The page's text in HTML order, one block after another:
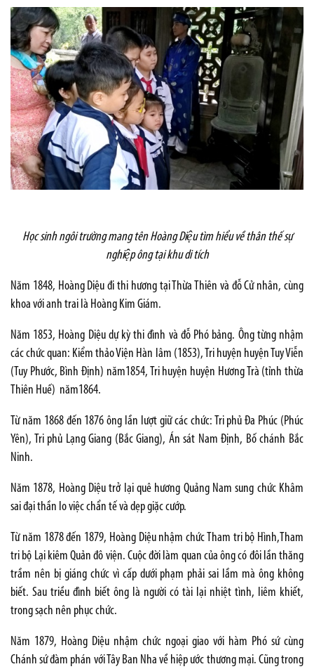
Học sinh ngôi trường mang tên Hoàng Diệu tìm hiểu về thân thế sự
nghiệp ông tại khu di tích
Năm 1848, Hoàng Diệu đi thi hương tại Thừa Thiên và đỗ Cử nhân, cùng
khoa với anh trai là Hoàng Kim Giám.
Năm 1853, Hoàng Diệu dự kỳ thi đình và đỗ Phó bảng. Ông từng nhậm
các chức quan: Kiểm thảo Viện Hàn lâm (1853), Tri huyện huyện Tuy Viễn
(Tuy Phước, Bình Định) năm1854, Tri huyện huyện Hương Trà (tỉnh thừa
Thiên Huế) năm1864.
Từ năm 1868 đến 1876 ông lần lượt giữ các chức: Tri phủ Đa Phúc (Phúc
Yên), Tri phủ Lạng Giang (Bắc Giang), Án sát Nam Định, Bố chánh Bắc
Ninh.
Năm 1878, Hoàng Diệu trở lại quê hương Quảng Nam sung chức Khâm
sai đại thần lo việc chẩn tế và dẹp giặc cướp.
Từ năm 1878 đến 1879, Hoàng Diệu nhậm chức Tham tri bộ Hình,Tham
tri bộ Lại kiêm Quản đô viện. Cuộc đời làm quan của ông có đôi lần thăng
trầm nên bị giáng chức vì cấp dưới phạm phải sai lầm mà ông không
biết. Sau triều đình biết ông là người có tài lại nhiệt tình, liêm khiết,
trong sạch nên phục chức.
Năm 1879, Hoàng Diệu nhậm chức ngoại giao với hàm Phó sứ cùng
Chánh sứ đàm phán với Tây Ban Nha về hiệp ước thương mại. Cũng trong